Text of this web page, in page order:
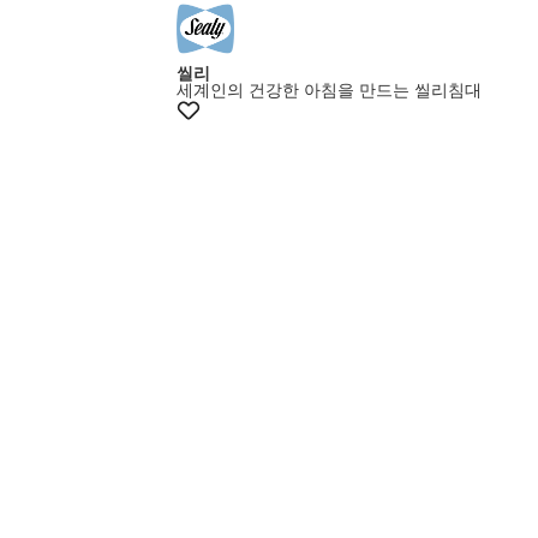
씰리
세계인의 건강한 아침을 만드는 씰리침대